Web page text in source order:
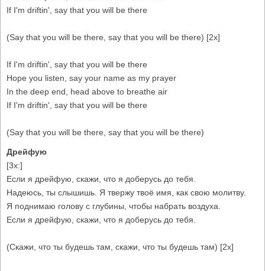
If I'm driftin', say that you will be there
(Say that you will be there, say that you will be there) [2x]
If I'm driftin', say that you will be there
Hope you listen, say your name as my prayer
In the deep end, head above to breathe air
If I'm driftin', say that you will be there
(Say that you will be there, say that you will be there)
Дрейфую
[3x:]
Если я дрейфую, скажи, что я доберусь до тебя.
Надеюсь, ты слышишь. Я твержу твоё имя, как свою молитву.
Я поднимаю голову с глубины, чтобы набрать воздуха.
Если я дрейфую, скажи, что я доберусь до тебя.
(Скажи, что ты будешь там, скажи, что ты будешь там) [2x]